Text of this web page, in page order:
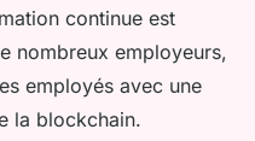
continue est
nombreux employeurs,
employés avec une
la blockchain.